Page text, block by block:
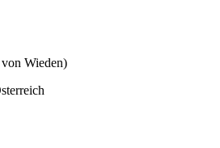
Wieden)